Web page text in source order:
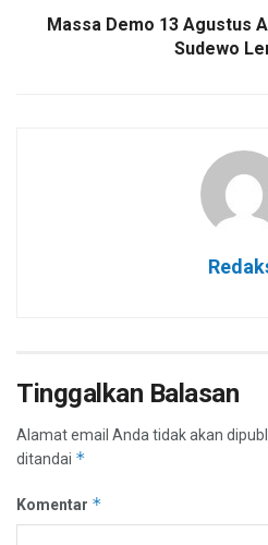
Massa Demo 13 Agustus
Sudewo
Tinggalkan Balasan
Alamat email Anda tidak akan
ditandai *
Komentar *